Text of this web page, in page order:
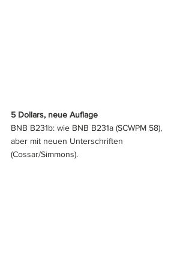
5 Dollars, neue Auflage
BNB B231b: wie BNB B231a (SCWPM 58),
aber mit neuen Unterschriften
(Cossar/Simmons).